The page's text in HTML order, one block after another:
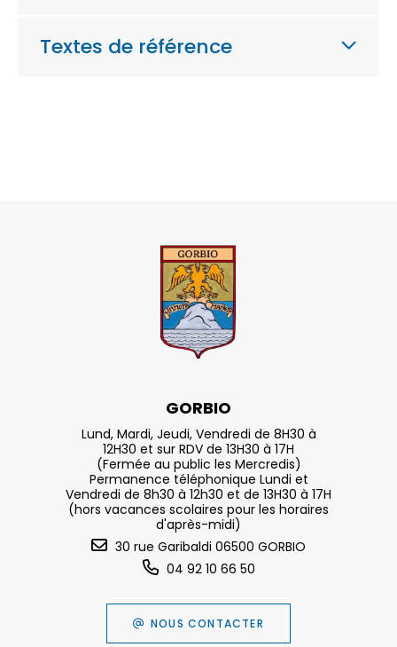
Textes de référence
GORBIO
Lund, Mardi, Jeudi, Vendredi de 8H30 à
12H30 et sur RDV de 13H30 à 17H
(Fermée au public les Mercredis)
Permanence téléphonique Lundi et
Vendredi de 8h30 à 12h30 et de 13H30 à 17H
(hors vacances scolaires pour les horaires
d'après-midi)
30 rue Garibaldi 06500 GORBIO
04 92 10 66 50
NOUS CONTACTER